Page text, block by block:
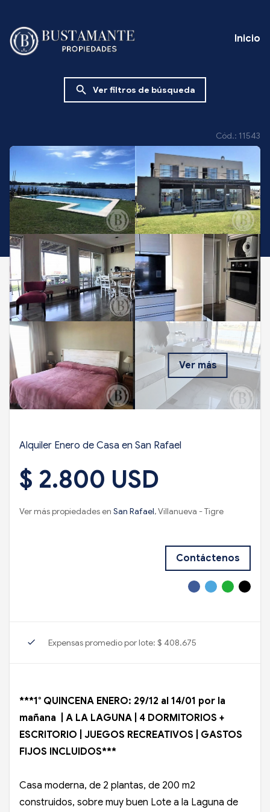
Inicio
search Ver filtros de búsqueda
Cód.: 11543
Ver más
Alquiler Enero de Casa en San Rafael
$ 2.800 USD
Ver más propiedades en San Rafael, Villanueva - Tigre
Contáctenos
check Expensas promedio por lote: $ 408.675
***1° QUINCENA ENERO: 29/12 al 14/01 por la
mañana | A LA LAGUNA | 4 DORMITORIOS +
ESCRITORIO | JUEGOS RECREATIVOS | GASTOS
FIJOS INCLUIDOS***
Casa moderna, de 2 plantas, de 200 m2
construidos, sobre muy buen Lote a la Laguna de